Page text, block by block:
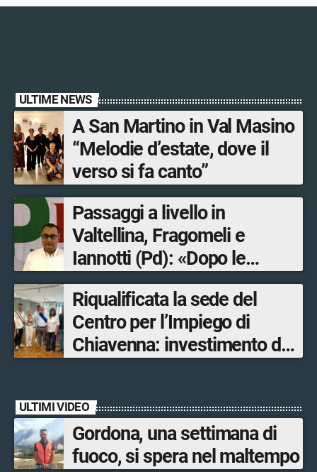
ULTIME NEWS
A San Martino in Val Masino
“Melodie d’estate, dove il
verso si fa canto”
Passaggi a livello in
Valtellina, Fragomeli e
Iannotti (Pd): «Dopo le
Olimpiadi solo un terzo delle
opere sostitutive sarà
ultimato entro il 2026»
Riqualificata la sede del
Centro per l’Impiego di
Chiavenna: investimento da
ULTIMI VIDEO
Gordona, una settimana di
fuoco, si spera nel maltempo